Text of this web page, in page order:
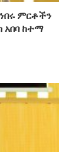
ምርቶችን
አበባ ከተማ